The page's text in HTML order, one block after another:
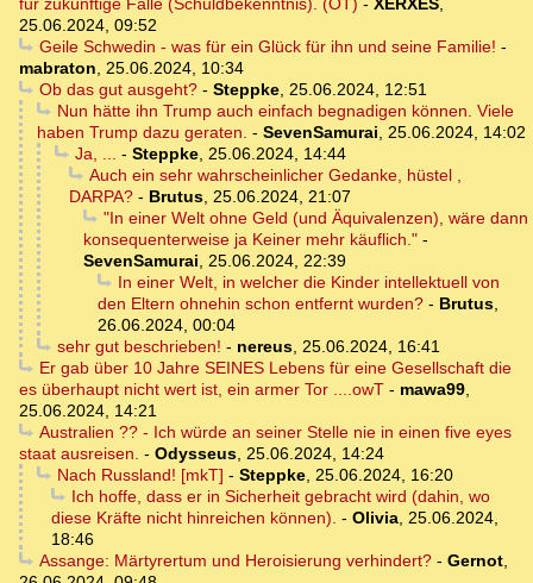
für zukünftige Fälle (Schuldbekenntnis). (OT) - XERXES,
25.06.2024, 09:52
Geile Schwedin - was für ein Glück für ihn und seine Familie! -
mabraton, 25.06.2024, 10:34
Ob das gut ausgeht?- Steppke, 25.06.2024, 12:51
Nun hätte ihn Trump auch einfach begnadigen können. Viele
haben Trump dazu geraten. - SevenSamurai, 25.06.2024, 14:02
Ja, ... - Steppke, 25.06.2024, 14:44
Auch ein sehr wahrscheinlicher Gedanke, hüstel ,
DARPA? - Brutus, 25.06.2024, 21:07
"In einer Welt ohne Geld (und Äquivalenzen), wäre dann
konsequenterweise ja Keiner mehr käuflich." -
SevenSamurai, 25.06.2024, 22:39
In einer Welt, in welcher die Kinder intellektuell von
den Eltern ohnehin schon entfernt wurden? - Brutus,
26.06.2024, 00:04
sehr gut beschrieben! - nereus, 25.06.2024, 16:41
Er gab über 10 Jahre SEINES Lebens für eine Gesellschaft die
es überhaupt nicht wert ist, ein armer Tor ....owT - mawa99,
25.06.2024, 14:21
Australien ?? - Ich würde an seiner Stelle nie in einen five eyes
staat ausreisen. - Odysseus, 25.06.2024, 14:24
Nach Russland! [mkT] - Steppke, 25.06.2024, 16:20
Ich hoffe, dass er in Sicherheit gebracht wird (dahin, wo
diese Kräfte nicht hinreichen können). - Olivia, 25.06.2024,
18:46
Assange: Märtyrertum und Heroisierung verhindert?- Gernot,